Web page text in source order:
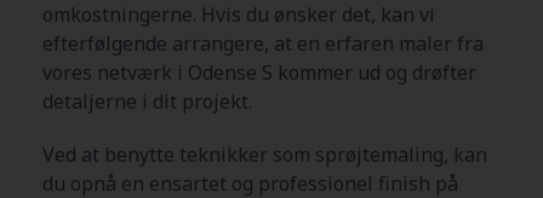
omkostningerne. Hvis du ønsker det, kan vi
efterfølgende arrangere, at en erfaren maler fra
vores netværk i Odense S kommer ud og drøfter
detaljerne i dit projekt.
Ved at benytte teknikker som sprøjtemaling, kan
du opnå en ensartet og professionel finish på